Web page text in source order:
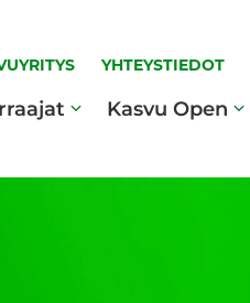
YHTEYSTIEDOT
Kasvu Open